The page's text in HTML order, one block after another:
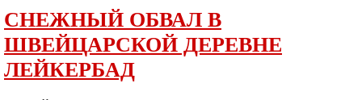
СНЕЖНЫЙ ОБВАЛ В
ШВЕЙЦАРСКОЙ ДЕРЕВНЕ
ЛЕЙКЕРБАД